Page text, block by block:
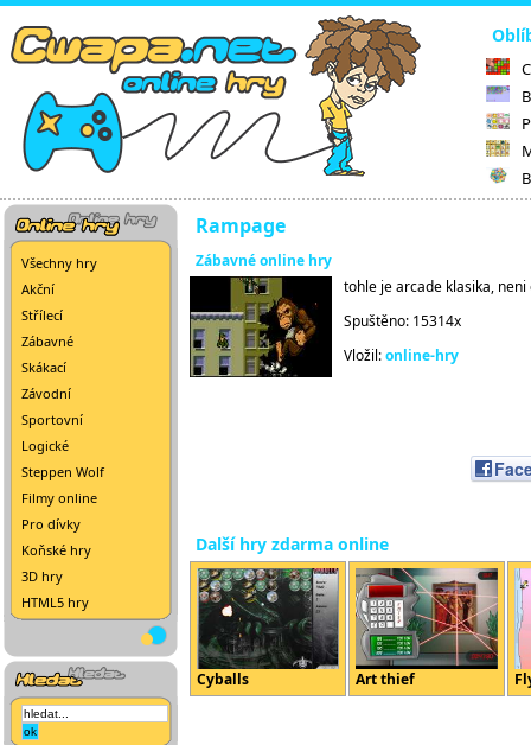
Všechny hry
Akční
Střílecí
Zábavné
Skákací
Závodní
Sportovní
Logické
Steppen Wolf
Filmy online
Pro dívky
Koňské hry
3D hry
HTML5 hry
Rampage
Zábavné online hry
tohle je arcade klasika,
Spuštěno: 15314x
Vložil:online-hry
Další hry zdarma online
Cyballs Art thief